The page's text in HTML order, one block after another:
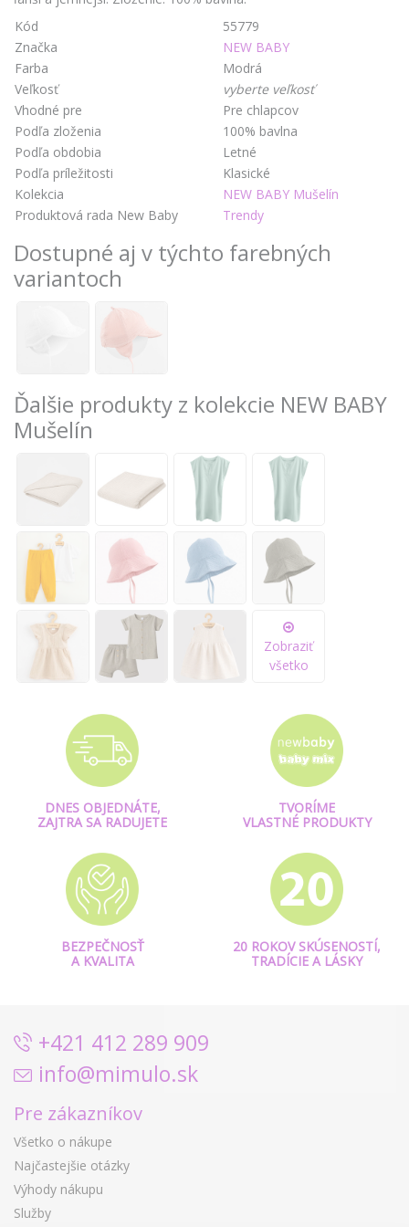
Kód
55779
Značka
NEW BABY
Farba
Modrá
Veľkosť
vyberte veľkosť
Vhodné pre
Pre chlapcov
Podľa zloženia
100% bavlna
Podľa obdobia
Letné
Podľa príležitosti
Klasické
Kolekcia
NEW BABY Mušelín
Produktová rada New Baby
Trendy
Dostupné aj v týchto farebných
variantoch
Ďalšie produkty z kolekcie NEW BABY
Mušelín
Zobraziť
všetko
DNES OBJEDNÁTE,
ZAJTRA SA RADUJETE
TVORÍME
VLASTNÉ PRODUKTY
BEZPEČNOSŤ
A KVALITA
20 ROKOV SKÚSENOSTÍ,
TRADÍCIE A LÁSKY
+421 412 289 909
info@mimulo.sk
Pre zákazníkov
Všetko o nákupe
Najčastejšie otázky
Výhody nákupu
Služby